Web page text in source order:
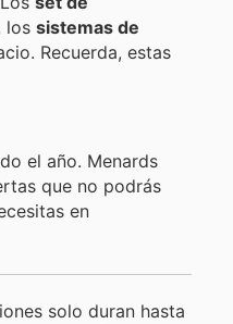
los sistemas de
Recuerda, estas
el año. Menards
que no podrás
en
solo duran hasta